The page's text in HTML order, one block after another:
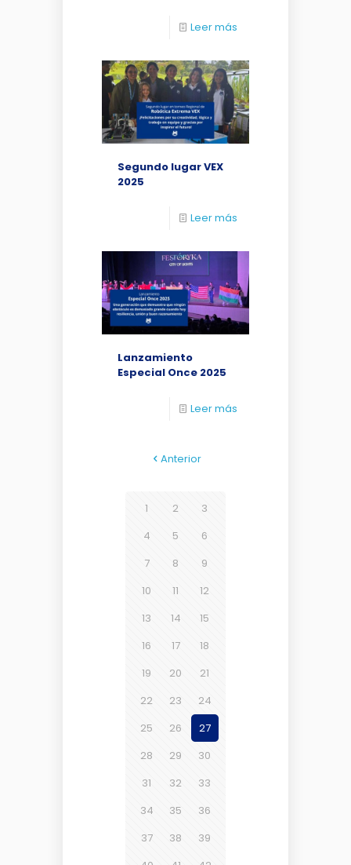
Leer más
Segundo lugar VEX
2025
Leer más
Lanzamiento
Especial Once 2025
Leer más
Anterior
1 2
3
4
5
6
7
8
9
10
11
12
13
14
15
16
17
18
19
20
21
22
23
24
25
26
27
28
29
30
31
32
33
34
35
36
37
38
39